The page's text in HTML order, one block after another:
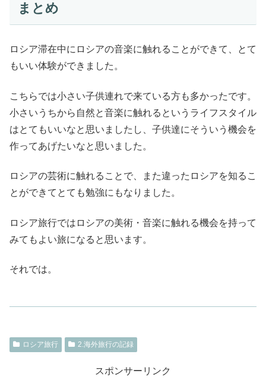
まとめ
ロシア滞在中にロシアの音楽に触れることができて、とて
もいい体験ができました。
こちらでは小さい子供連れで来ている方も多かったです。
小さいうちから自然と音楽に触れるというライフスタイル
はとてもいいなと思いましたし、子供達にそういう機会を
作ってあげたいなと思いました。
ロシアの芸術に触れることで、また違ったロシアを知るこ
とができてとても勉強にもなりました。
ロシア旅行ではロシアの美術・音楽に触れる機会を持って
みてもよい旅になると思います。
それでは。
ロシア旅行 2.海外旅行の記録
スポンサーリンク